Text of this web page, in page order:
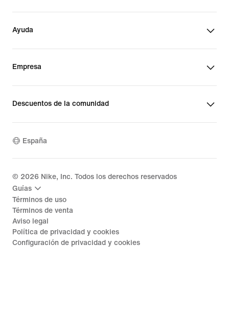
Ayuda
Empresa
Descuentos de la comunidad
España
© 2026 Nike, Inc. Todos los derechos reservados
Guías
Términos de uso
Términos de venta
Aviso legal
Política de privacidad y cookies
Configuración de privacidad y cookies